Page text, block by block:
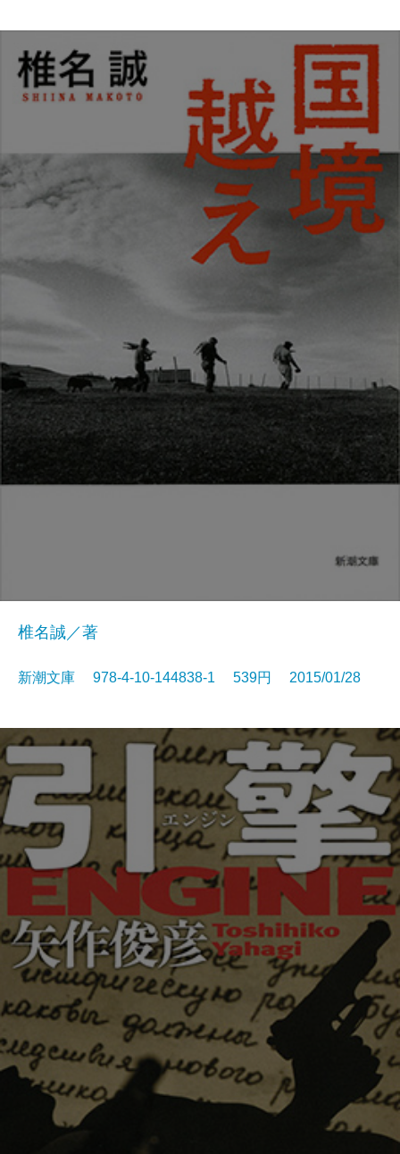
椎名誠／著
新潮文庫 978-4-10-144838-1 539円 2015/01/28